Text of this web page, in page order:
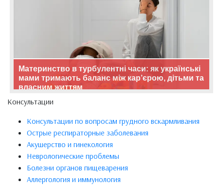
Материнство в турбулентні часи: як українські
мами тримають баланс між кар’єрою, дітьми та
власним життям
Консультации
Консультации по вопросам грудного вскармливания
Острые респираторные заболевания
Акушерство и гинекология
Неврологические проблемы
Болезни органов пищеварения
Аллергология и иммунология